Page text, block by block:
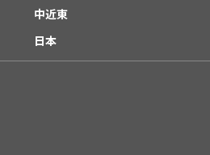
中近東
日本